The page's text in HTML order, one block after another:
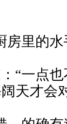
里的水
“一点
天才会